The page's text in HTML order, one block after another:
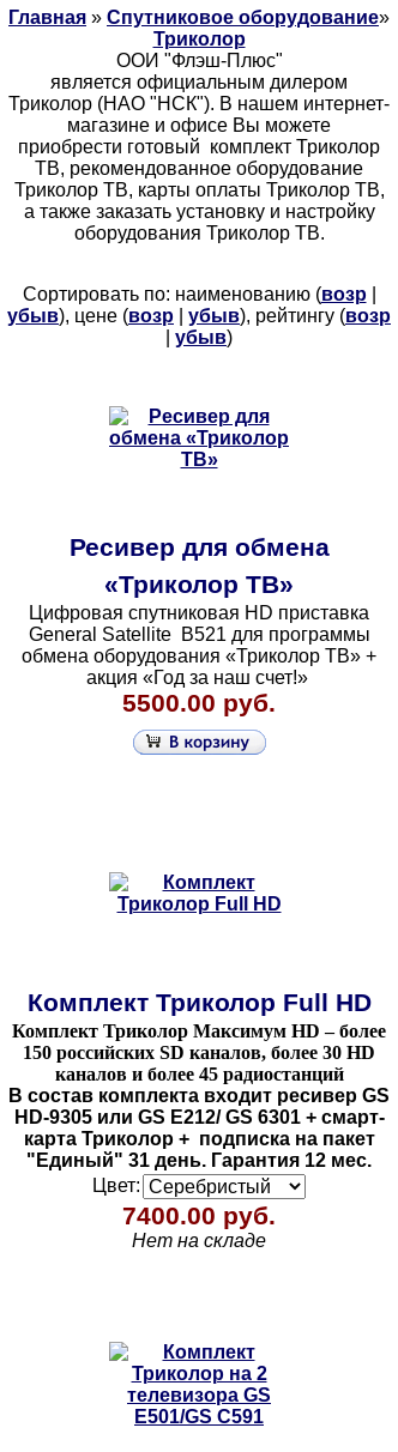
Главная » Спутниковое оборудование»
Триколор
ООИ "Флэш-Плюс"
является официальным дилером
Триколор (НАО "НСК"). В нашем интернет-
магазине и офисе Вы можете
приобрести готовый комплект Триколор
ТВ, рекомендованное оборудование
Триколор ТВ, карты оплаты Триколор ТВ,
а также заказать установку и настройку
оборудования Триколор ТВ.
Сортировать по: наименованию (возр|
убыв), цене (возр убыв), рейтингу (возр
убыв)
Ресивер для обмена
«Триколор ТВ»
Цифровая спутниковая HD приставка
General Satellite B521 для программы
обмена оборудования «Триколор ТВ» +
акция «Год за наш счет!»
5500.00 руб.
Комплект Триколор Full HD
Комплект Триколор Максимум HD – более
150 российских SD каналов, более 30 HD
каналов и более 45 радиостанций
В состав комплекта входит ресивер GS
HD-9305 или GS Е212/ GS 6301 + смарт-
карта Триколор + подписка на пакет
"Единый" 31 день. Гарантия 12 мес.
Цвет:
7400.00 руб.
Нет на складе